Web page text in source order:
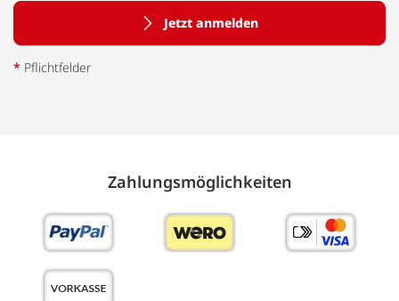
Jetzt anmelden
* Pflichtfelder
Zahlungs­möglich­keiten